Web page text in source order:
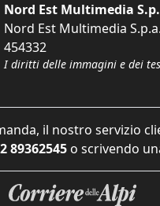
Nord Est Multimedia
Nord Est Multimedia
454332
I diritti delle immagini e dei
il nostro servizio
89362545 o scrivendo